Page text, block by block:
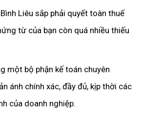
Liêu sắp phải quyết toàn thuế
từ của bạn còn quá nhiều thiếu
một bộ phận kế toán chuyên
ánh chính xác, đầy đủ, kịp thời các
của doanh nghiệp.